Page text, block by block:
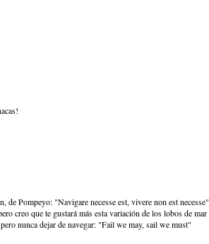
de Pompeyo: "Navigare necesse est, vivere non est necesse"
creo que te gustará más esta variación de los lobos de mar
nunca dejar de navegar: "Fail we may, sail we must"